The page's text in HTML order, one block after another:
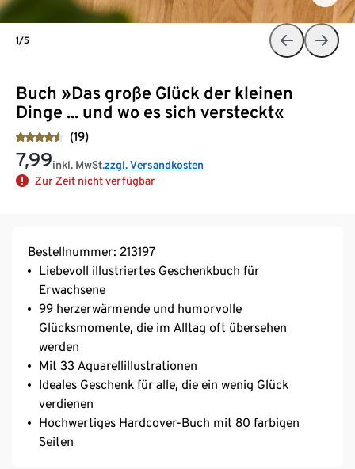
Buch »Das große Glück der kleinen
Dinge ... und wo es sich versteckt«
(19)
7,99inkl. MwSt.zzgl. Versandkosten
Zur Zeit nicht verfügbar
1/5
Bestellnummer: 213197
Liebevoll illustriertes Geschenkbuch für
Erwachsene
99 herzerwärmende und humorvolle
Glücksmomente, die im Alltag oft übersehen
werden
Mit 33 Aquarellillustrationen
Ideales Geschenk für alle, die ein wenig Glück
verdienen
Hochwertiges Hardcover-Buch mit 80 farbigen
Seiten